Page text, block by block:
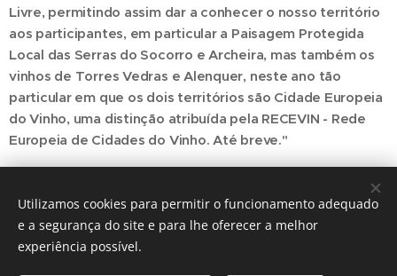
Livre, permitindo assim dar a conhecer o nosso território
aos participantes, em particular a Paisagem Protegida
Local das Serras do Socorro e Archeira, mas também os
vinhos de Torres Vedras e Alenquer, neste ano tão
particular em que os dois territórios são Cidade Europeia
do Vinho, uma distinção atribuída pela RECEVIN - Rede
Europeia de Cidades do Vinho. Até breve."
Share
Utilizamos cookies para permitir o funcionamento adequado
e a segurança do site e para lhe oferecer a melhor
experiência possível.